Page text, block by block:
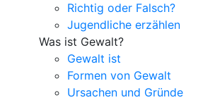
Richtig oder Falsch?
Jugendliche erzählen
Was ist Gewalt?
Gewalt ist
Formen von Gewalt
Ursachen und Gründe